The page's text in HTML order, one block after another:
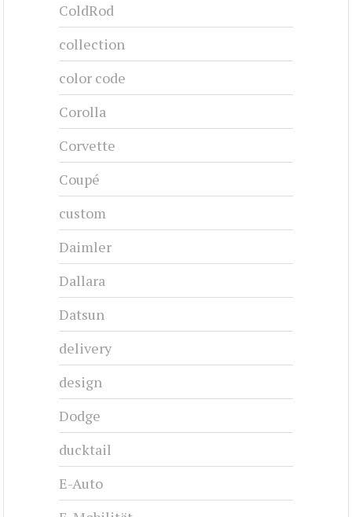
ColdRod
collection
color code
Corolla
Corvette
Coupé
custom
Daimler
Dallara
Datsun
delivery
design
Dodge
ducktail
E-Auto